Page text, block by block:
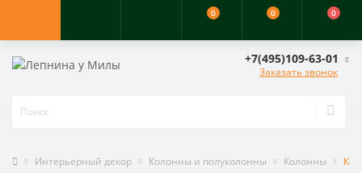
0 0 0
+7(495)109-63-01
Заказать звонок
Интерьерный декор Колонны и полуколонны Колонны